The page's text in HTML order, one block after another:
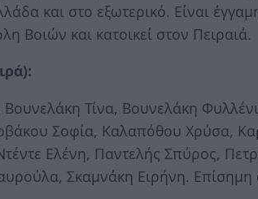
και στο εξωτερικό. Είναι
Βοιών και κατοικεί στον Πειραιά.
Τίνα, Βουνελάκη
Σοφία, Καλαπόθου Χρύσα,
Ελένη, Παντελής Σπύρος,
Σκαμνάκη Ειρήνη. Επίσημη